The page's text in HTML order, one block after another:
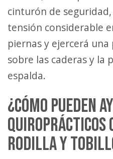
cinturón de
tensión considerable
piernas y ejercerá
sobre las caderas y la
espalda.
¿CÓMO PUEDEN
QUIROPRÁCTICOS
RODILLA Y